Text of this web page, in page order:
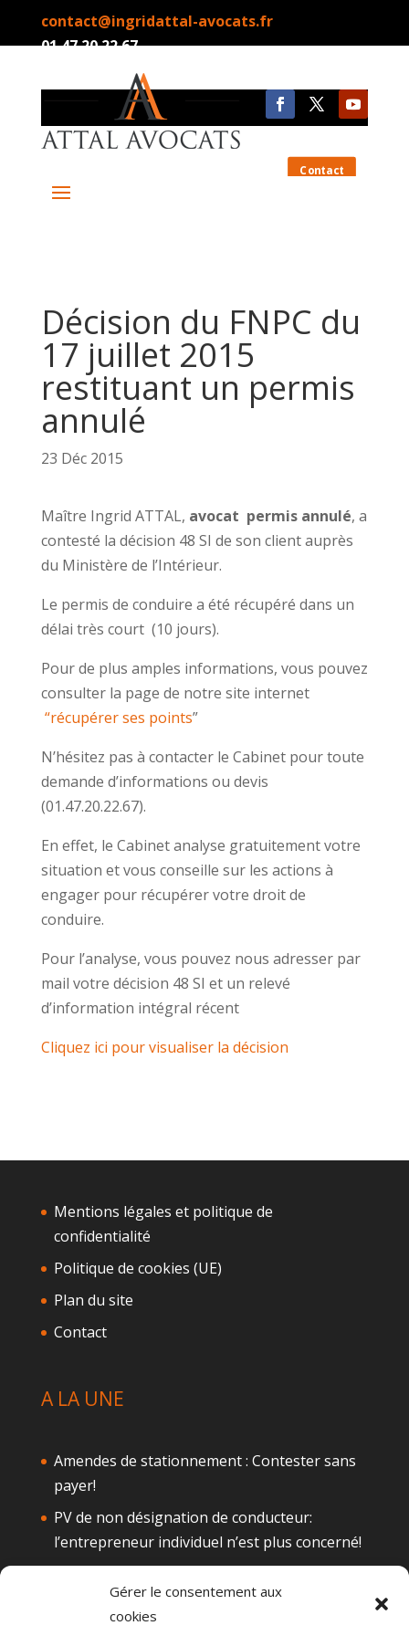
Gérer le consentement aux
cookies
contact@ingridattal-avocats.fr
01.47.20.22.67
Contact
Décision du FNPC du
17 juillet 2015
restituant un permis
annulé
23 Déc 2015
Maître Ingrid ATTAL, avocat permis annulé, a
contesté la décision 48 SI de son client auprès
du Ministère de l’Intérieur.
Le permis de conduire a été récupéré dans un
délai très court (10 jours).
Pour de plus amples informations, vous pouvez
consulter la page de notre site internet
“récupérer ses points”
N’hésitez pas à contacter le Cabinet pour toute
demande d’informations ou devis
(01.47.20.22.67).
En effet, le Cabinet analyse gratuitement votre
situation et vous conseille sur les actions à
engager pour récupérer votre droit de
conduire.
Pour l’analyse, vous pouvez nous adresser par
mail votre décision 48 SI et un relevé
d’information intégral récent
Cliquez ici pour visualiser la décision
Mentions légales et politique de
confidentialité
Politique de cookies (UE)
Plan du site
Contact
A LA UNE
Amendes de stationnement : Contester sans
payer!
PV de non désignation de conducteur:
l’entrepreneur individuel n’est plus concerné!
suspension de permis